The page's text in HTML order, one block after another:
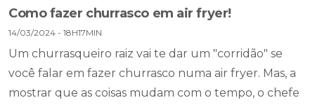
Como fazer churrasco em air fryer!
14/03/2024 - 18H17MIN
Um churrasqueiro raiz vai te dar um "corridão" se
você falar em fazer churrasco numa air fryer. Mas, a
mostrar que as coisas mudam com o tempo, o chefe